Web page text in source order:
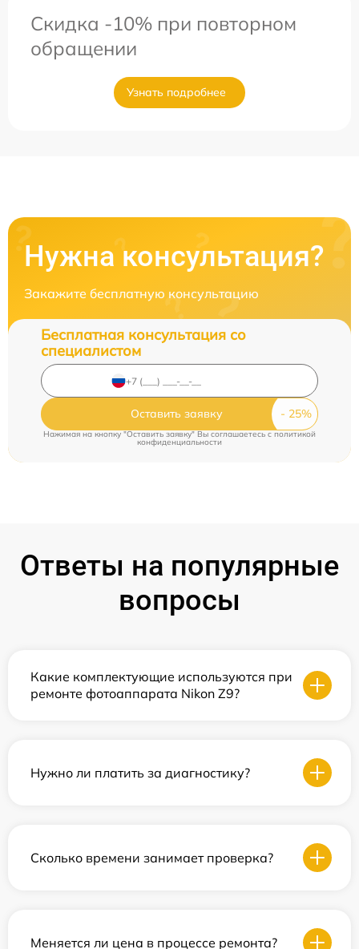
Скидка -10% при повторном
обращении
Узнать подробнее
Нужна консультация?
Закажите бесплатную консультацию
Бесплатная консультация со
специалистом
Оставить заявку
Нажимая на кнопку "Оставить заявку" Вы соглашаетесь cполитикой
конфиденциальности
Ответы на популярные
вопросы
Какие комплектующие используются при
ремонте фотоаппарата Nikon Z9?
Нужно ли платить за диагностику?
Сколько времени занимает проверка?
Меняется ли цена в процессе ремонта?